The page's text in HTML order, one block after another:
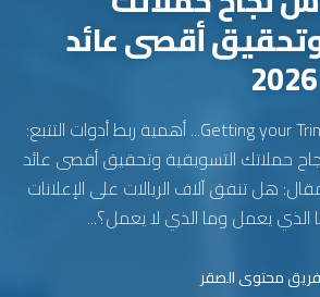
أقصى عائد
Getting your Trinity Audio player ready... أهمية ربط أدوات التتبع:
حملاتك التسويقية وتحقيق أقصى عائد
هل تنفق آلاف الريالات على الإعلانات
يعمل وما الذي لا يعمل؟...
محتوى الصقر